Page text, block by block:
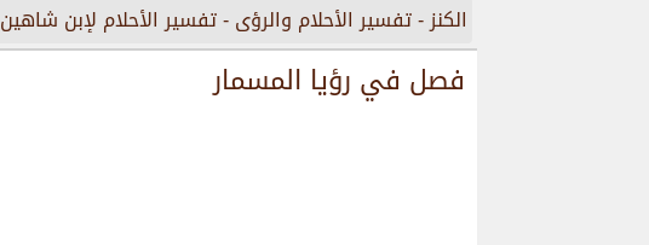
الكنز-تفسير الأحلام والرؤى-تفسير الأحلام لإبن شاهين
فصل في رؤيا المسمار